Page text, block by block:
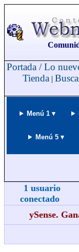
Portada / Lo
Tienda |
Menú 1 ▾
Menú 5 ▾
1 usuario
conectado
ySense.